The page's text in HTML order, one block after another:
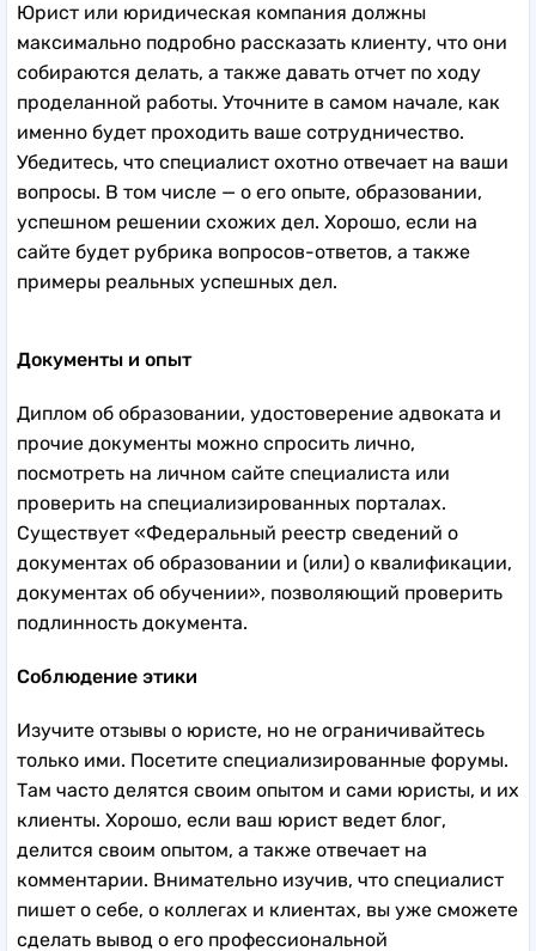
Юрист или юридическая компания должны
максимально подробно рассказать клиенту, что они
собираются делать, а также давать отчет по ходу
проделанной работы. Уточните в самом начале, как
именно будет проходить ваше сотрудничество.
Убедитесь, что специалист охотно отвечает на ваши
вопросы. В том числе — о его опыте, образовании,
успешном решении схожих дел. Хорошо, если на
сайте будет рубрика вопросов-ответов, а также
примеры реальных успешных дел.
Документы и опыт
Диплом об образовании, удостоверение адвоката и
прочие документы можно спросить лично,
посмотреть на личном сайте специалиста или
проверить на специализированных порталах.
Существует «Федеральный реестр сведений о
документах об образовании и (или) о квалификации,
документах об обучении», позволяющий проверить
подлинность документа.
Соблюдение этики
Изучите отзывы о юристе, но не ограничивайтесь
только ими. Посетите специализированные форумы.
Там часто делятся своим опытом и сами юристы, и их
клиенты. Хорошо, если ваш юрист ведет блог,
делится своим опытом, а также отвечает на
комментарии. Внимательно изучив, что специалист
пишет о себе, о коллегах и клиентах, вы уже сможете
сделать вывод о его профессиональной